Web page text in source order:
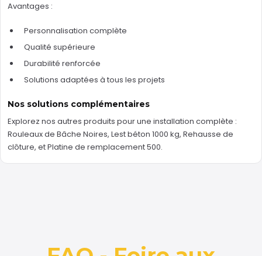
Avantages :
Personnalisation complète
Qualité supérieure
Durabilité renforcée
Solutions adaptées à tous les projets
Nos solutions complémentaires
Explorez nos autres produits pour une installation complète :
Rouleaux de Bâche Noires, Lest béton 1000 kg, Rehausse de
clôture, etPlatine de remplacement 500.